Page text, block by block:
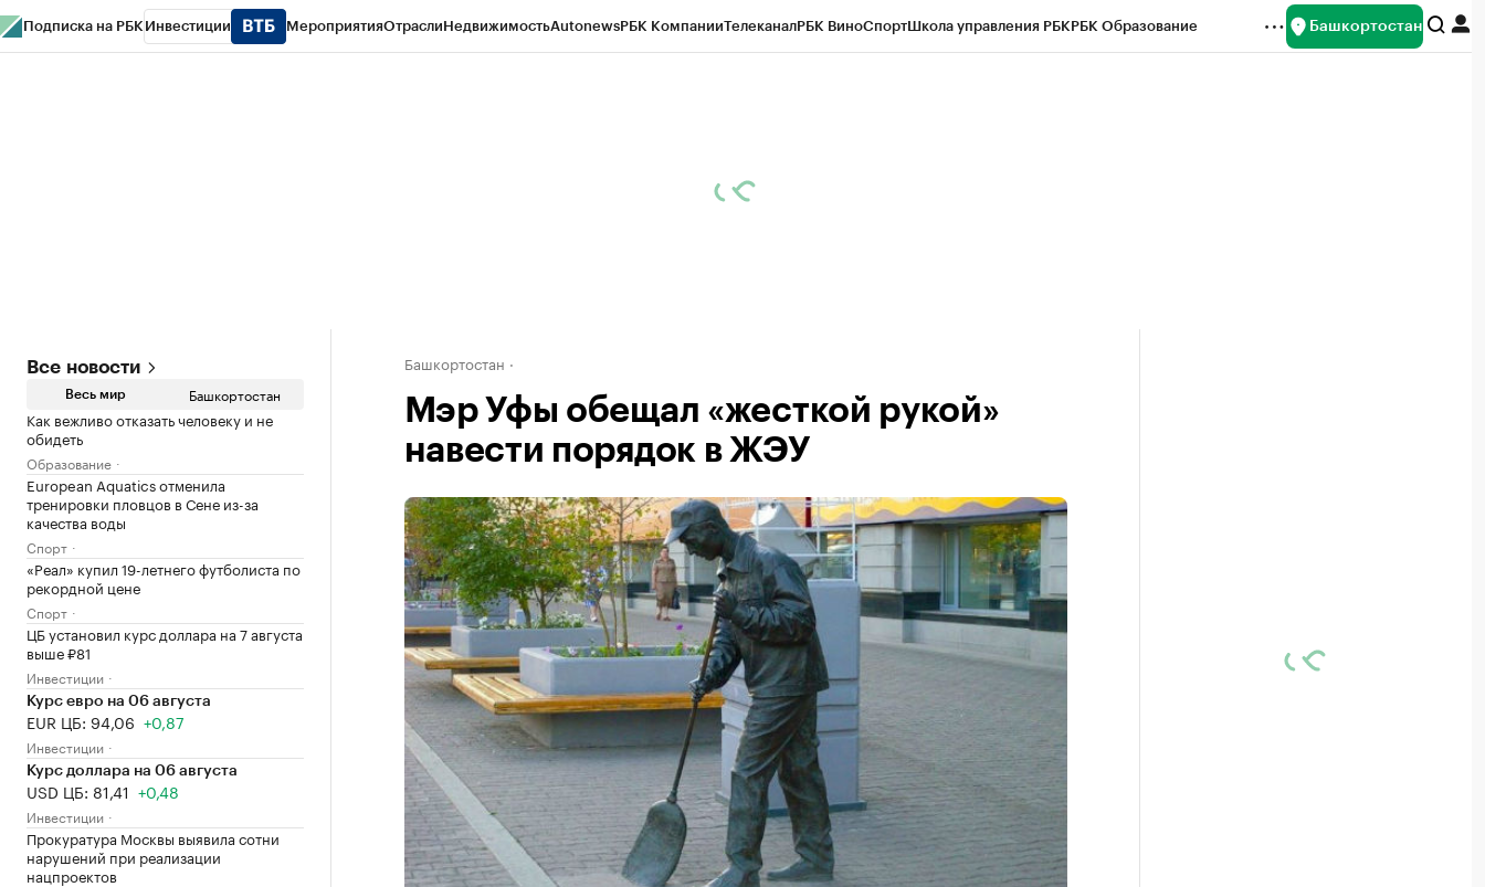
Подписка на РБК Инвестиции МероприятияОтраслиНедвижимостьAutonewsРБК КомпанииТелеканалРБК ВиноСпортШкола управления РБКРБК Образование Башкортостан
Все новости
Весь мир Башкортостан
Как вежливо отказать человеку и не
обидеть
Образование
European Aquatics отменила
тренировки пловцов в Сене из-за
качества воды
Спорт
«Реал» купил 19-летнего футболиста по
рекордной цене
Спорт
ЦБ установил курс доллара на 7 августа
выше ₽81
Инвестиции
Курс евро на 06 августа
EUR ЦБ: 94,06 +0,87
Инвестиции
Курс доллара на 06 августа
USD ЦБ: 81,41 +0,48
Инвестиции
Прокуратура Москвы выявила сотни
нарушений при реализации
нацпроектов
Башкортостан
Мэр Уфы обещал «жесткой рукой»
навести порядок в ЖЭУ